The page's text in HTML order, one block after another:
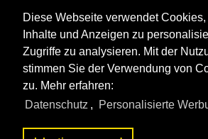
Diese Webseite verwendet Cookies,
Inhalte und Anzeigen zu
Zugriffe zu analysieren. Mit der
stimmen Sie der Verwendung von
zu. Mehr erfahren:
Datenschutz , Personalisierte